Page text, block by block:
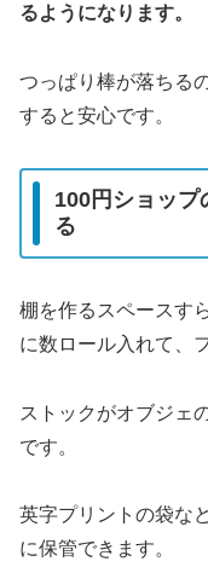
るようになります。
つっぱり棒が落ちる
すると安心です。
100円ショップ
る
棚を作るスペースす
に数ロール入れて、
ストックがオブジェ
です。
英字プリントの袋な
に保管できます。